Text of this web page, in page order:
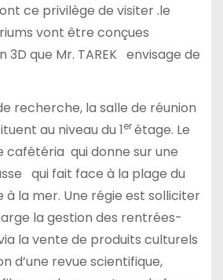
ce privilège de visiter .le
vont être conçues
3D que Mr. TAREK envisage de
recherche, la salle de réunion
au niveau du 1erétage. Le
cafétéria qui donne sur une
qui fait face à la plage du
à la mer. Une régie est solliciter
la gestion des rentrées-
la vente de produits culturels
d’une revue scientifique,